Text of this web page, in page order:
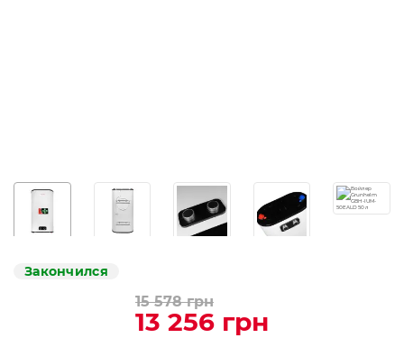
Закончился
15 578 грн
13 256 грн